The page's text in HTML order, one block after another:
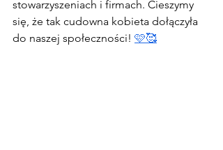
stowarzyszeniach i firmach. Cieszymy
się, że tak cudowna kobieta dołączyła
do naszej społeczności! 🩷🥰